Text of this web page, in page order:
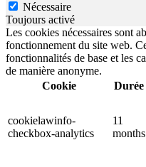
Nécessaire
Toujours activé
Les cookies nécessaires sont
fonctionnement du site web.
fonctionnalités de base et les
de manière anonyme.
Cookie
Durée
cookielawinfo-
checkbox-analytics
11
months